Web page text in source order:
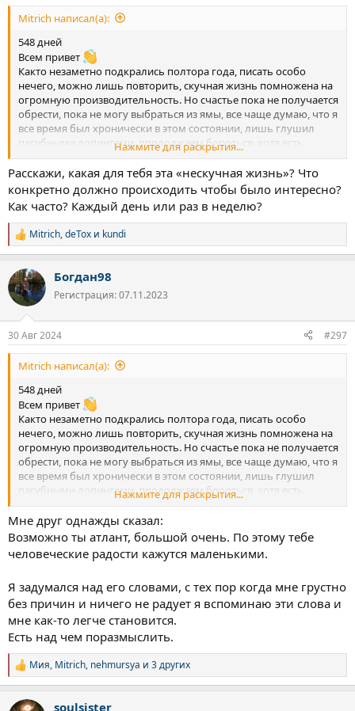
Mitrich написал(а):
548 дней
Всем привет
Както незаметно подкрались полтора года, писать особо
нечего, можно лишь повторить, скучная жизнь помножена на
огромную производительность. Но счастье пока не получается
обрести, пока не могу выбраться из ямы, все чаще думаю, что я
все время был хронически в этом состоянии, лишь глушил
пагубными допингами, продолжаем бороться, хотя есть
мысли сорваться.
Нажмите для раскрытия...
Расскажи, какая для тебя эта «нескучная жизнь»? Что
конкретно должно происходить чтобы было интересно?
Как часто? Каждый день или раз в неделю?
Р
е
к
ц
и
Mitrich,deTox и kundi
Богдан98
Регистрация: 07.11.2023
30 Авг 2024 #297
Mitrich написал(а):
548 дней
Всем привет
Както незаметно подкрались полтора года, писать особо
нечего, можно лишь повторить, скучная жизнь помножена на
огромную производительность. Но счастье пока не получается
обрести, пока не могу выбраться из ямы, все чаще думаю, что я
все время был хронически в этом состоянии, лишь глушил
пагубными допингами, продолжаем бороться, хотя есть
мысли сорваться.
Нажмите для раскрытия...
Мне друг однажды сказал:
Возможно ты атлант, большой очень. По этому тебе
человеческие радости кажутся маленькими.
Я задумался над его словами, с тех пор когда мне грустно
без причин и ничего не радует я вспоминаю эти слова и
мне как-то легче становится.
Есть над чем поразмыслить.
Р
е
к
Мия, Mitrich, nehmursya и 3 других
soulsister